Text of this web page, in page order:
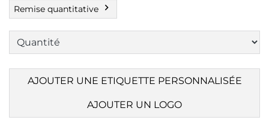
Remise quantitative chevron_right
AJOUTER UNE ETIQUETTE PERSONNALISÉE
AJOUTER UN LOGO